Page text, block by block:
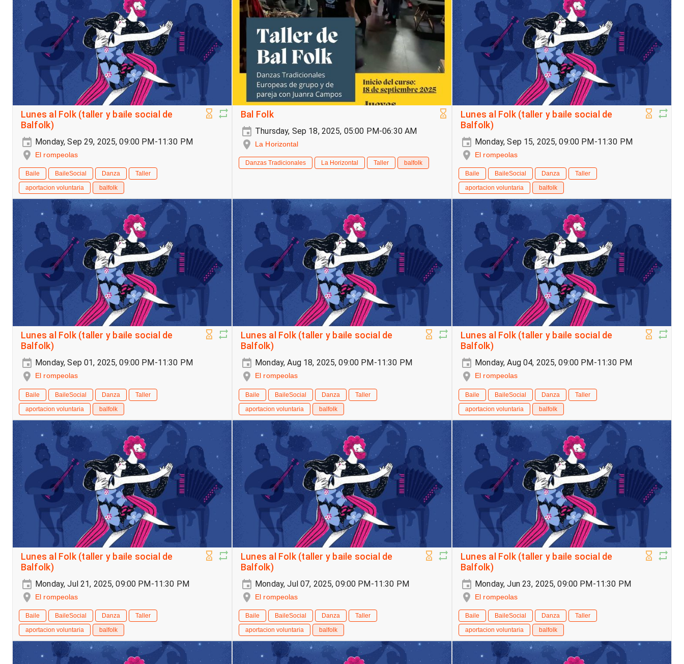
Lunes al Folk (taller y baile social de
Balfolk)
Monday, Sep 29, 2025, 09:00 PM-11:30 PM
El rompeolas
Baile BaileSocial Danza
Taller
aportacion voluntaria
balfolk
Bal Folk
Thursday, Sep 18, 2025, 05:00 PM-06:30 AM
La Horizontal
Danzas Tradicionales La Horizontal Taller balfolk
Lunes al Folk (taller y baile social de
Balfolk)
Monday, Sep 15, 2025, 09:00 PM-11:30 PM
El rompeolas
Baile BaileSocial Danza
Taller
aportacion voluntaria
balfolk
Lunes al Folk (taller y baile social de
Balfolk)
Monday, Sep 01, 2025, 09:00 PM-11:30 PM
El rompeolas
Baile BaileSocial Danza
Taller
aportacion voluntaria
balfolk
Lunes al Folk (taller y baile social de
Balfolk)
Monday, Aug 18, 2025, 09:00 PM-11:30 PM
El rompeolas
Baile BaileSocial Danza
Taller
aportacion voluntaria
balfolk
Lunes al Folk (taller y baile social de
Balfolk)
Monday, Aug 04, 2025, 09:00 PM-11:30 PM
El rompeolas
Baile BaileSocial Danza
Taller
aportacion voluntaria
balfolk
Lunes al Folk (taller y baile social de
Balfolk)
Monday, Jul 21, 2025, 09:00 PM-11:30 PM
El rompeolas
Baile BaileSocial Danza
Taller
aportacion voluntaria
balfolk
Lunes al Folk (taller y baile social de
Balfolk)
Monday, Jul 07, 2025, 09:00 PM-11:30 PM
El rompeolas
Baile BaileSocial Danza
Taller
aportacion voluntaria
balfolk
Lunes al Folk (taller y baile social de
Balfolk)
Monday, Jun 23, 2025, 09:00 PM-11:30 PM
El rompeolas
Baile BaileSocial Danza
Taller
aportacion voluntaria
balfolk